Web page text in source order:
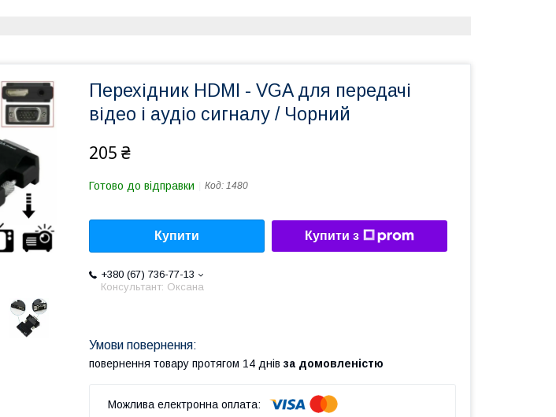
Перехідник HDMI - VGA для передачі
відео і аудіо сигналу / Чорний
205 ₴
Готово до відправки Код: 1480
Купити Купити з
+380 (67) 736-77-13
Консультант: Оксана
повернення товару протягом 14 днів за домовленістю